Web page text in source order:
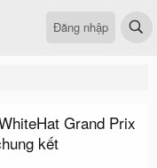
Đăng nhập
Grand Prix
kết